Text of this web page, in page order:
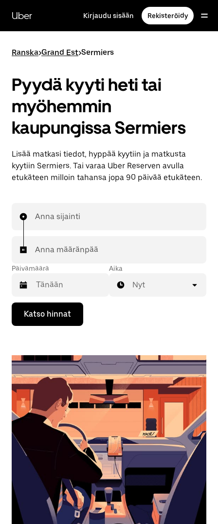
siirry
pääsisältöön
Uber Kirjaudu sisään Rekisteröidy
Ranska>Grand Est>Sermiers
Pyydä kyyti heti tai
myöhemmin
kaupungissa Sermiers
Lisää matkasi tiedot, hyppää kyytiin ja matkusta
kyytiin Sermiers. Tai varaa Uber Reserven avulla
etukäteen milloin tahansa jopa 90 päivää etukäteen.
Anna sijainti
Anna määränpää
Päivämäärä
Valitse
päivämäärä
kalenterissa
Sulje
Esc-
painikkeella.
Aika
Nyt
Katso hinnat